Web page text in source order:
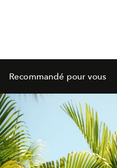
Recommandé pour vous